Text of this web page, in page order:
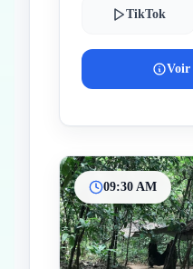
TikTok
Voir
09:30 AM